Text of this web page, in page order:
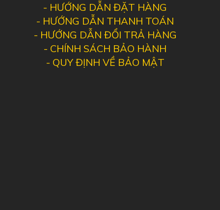
- HƯỚNG DẪN ĐẶT HÀNG
- HƯỚNG DẪN THANH TOÁN
- HƯỚNG DẪN ĐỔI TRẢ HÀNG
- CHÍNH SÁCH BẢO HÀNH
- QUY ĐỊNH VỀ BẢO MẬT